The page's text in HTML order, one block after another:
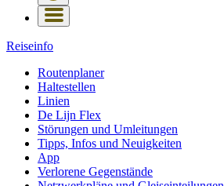
Reiseinfo
Routenplaner
Haltestellen
Linien
De Lijn Flex
Störungen und Umleitungen
Tipps, Infos und Neuigkeiten
App
Verlorene Gegenstände